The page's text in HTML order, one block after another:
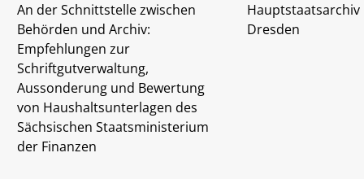
An der Schnittstelle zwischen
Behörden und Archiv:
Empfehlungen zur
Schriftgutverwaltung,
Aussonderung und Bewertung
von Haushaltsunterlagen des
Sächsischen Staatsministerium
der Finanzen
Hauptstaatsarchiv
Dresden